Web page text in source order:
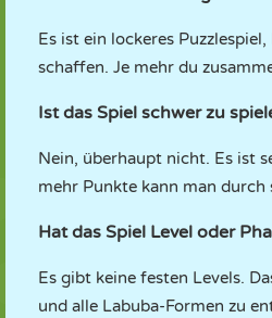
Es ist ein lockeres
schaffen. Je mehr du
Ist das Spiel schwer zu
Nein, überhaupt nicht. Es ist
mehr Punkte kann man durch
Hat das Spiel Level oder
Es gibt keine festen Levels.
und alle Labuba-Formen zu